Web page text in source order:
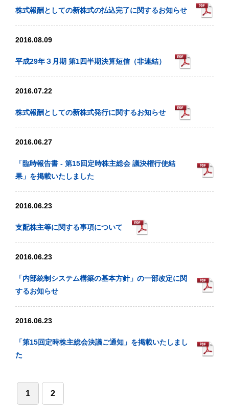
株式報酬としての新株式の払込完了に関するお知らせ
2016.08.09
平成29年３月期 第1四半期決算短信（非連結）
2016.07.22
株式報酬としての新株式発行に関するお知らせ
2016.06.27
「臨時報告書 - 第15回定時株主総会 議決権行使結
果」を掲載いたしました
2016.06.23
支配株主等に関する事項について
2016.06.23
「内部統制システム構築の基本方針」の一部改定に関
するお知らせ
2016.06.23
「第15回定時株主総会決議ご通知」を掲載いたしまし
た
1 2